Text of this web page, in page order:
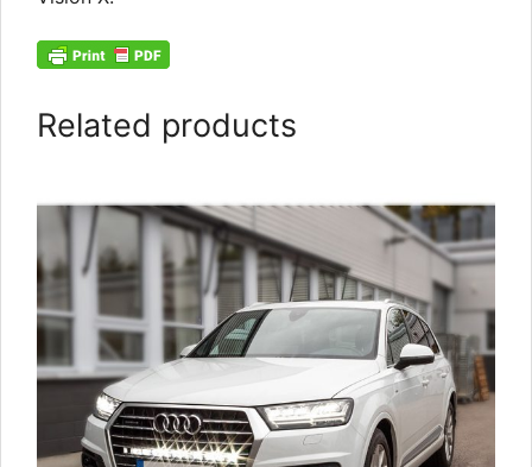
Related products
product
has
multiple
variants.
The
options
may
chosen